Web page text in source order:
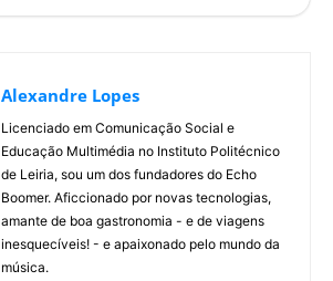
Alexandre Lopes
Licenciado em Comunicação Social e
Educação Multimédia no Instituto Politécnico
de Leiria, sou um dos fundadores do Echo
Boomer. Aficcionado por novas tecnologias,
amante de boa gastronomia - e de viagens
inesquecíveis! - e apaixonado pelo mundo da
música.